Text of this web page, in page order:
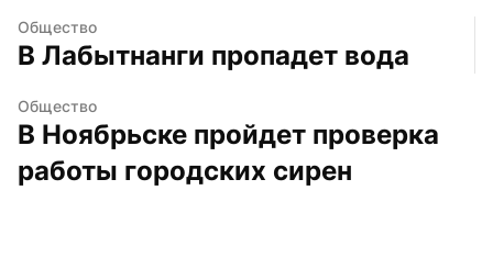
Общество
В Лабытнанги пропадет вода
Общество
В Ноябрьске пройдет проверка
работы городских сирен